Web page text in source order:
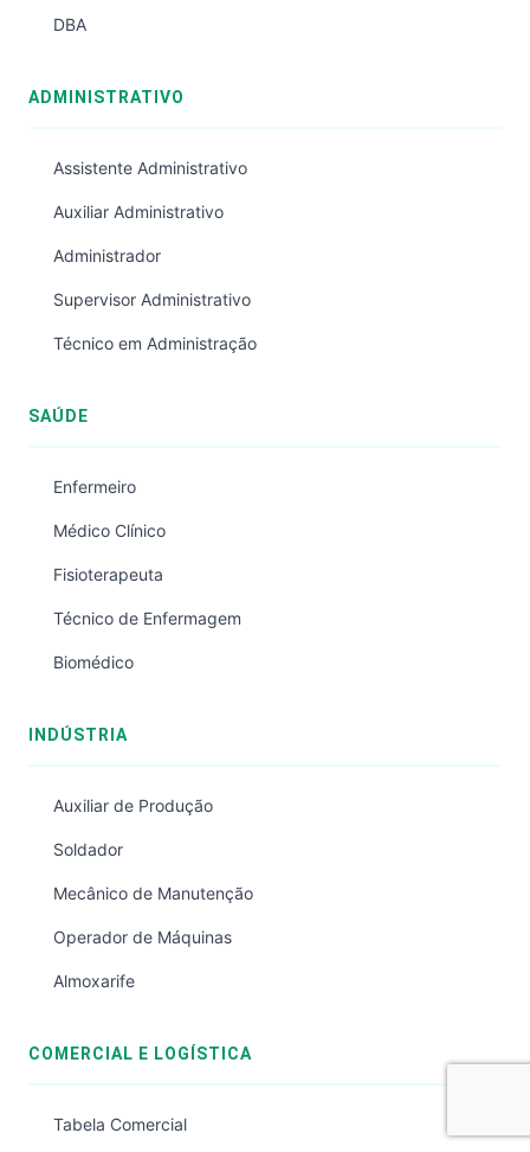
DBA
ADMINISTRATIVO
Assistente Administrativo
Auxiliar Administrativo
Administrador
Supervisor Administrativo
Técnico em Administração
SAÚDE
Enfermeiro
Médico Clínico
Fisioterapeuta
Técnico de Enfermagem
Biomédico
INDÚSTRIA
Auxiliar de Produção
Soldador
Mecânico de Manutenção
Operador de Máquinas
Almoxarife
COMERCIAL E LOGÍSTICA
Tabela Comercial